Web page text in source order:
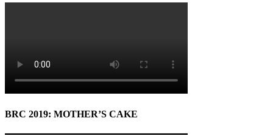
BRC 2019: MOTHER’S CAKE